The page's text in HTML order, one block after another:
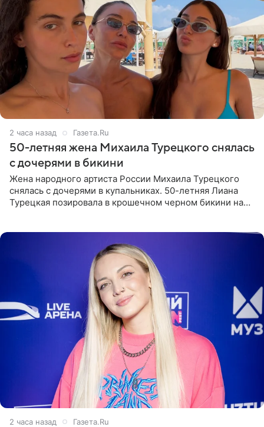
2 часа назад Газета.Ru
50-летняя жена Михаила Турецкого снялась
с дочерями в бикини
Жена народного артиста России Михаила Турецкого
снялась с дочерями в купальниках. 50-летняя Лиана
Турецкая позировала в крошечном черном бикини на
2 часа назад Газета.Ru